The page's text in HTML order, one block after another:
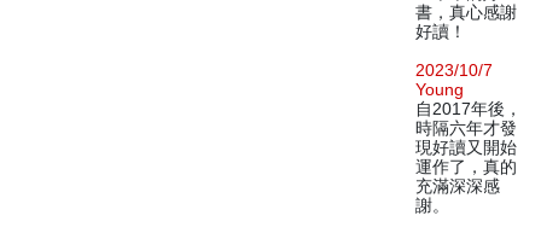
書，真心感謝
好讀！
2023/10/7
Young
自2017年後，
時隔六年才發
現好讀又開始
運作了，真的
充滿深深感
謝。